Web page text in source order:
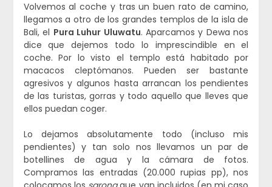
Volvemos al coche y tras un buen rato de camino,
llegamos a otro de los grandes templos de la isla de
Bali, el Pura Luhur Uluwatu. Aparcamos y Dewa nos
dice que dejemos todo lo imprescindible en el
coche. Por lo visto el templo está habitado por
macacos cleptómanos. Pueden ser bastante
agresivos y algunos hasta arrancan los pendientes
de las turistas, gorras y todo aquello que lleves que
ellos puedan coger.
Lo dejamos absolutamente todo (incluso mis
pendientes) y tan solo nos llevamos un par de
botellines de agua y la cámara de fotos.
Compramos las entradas (20.000 rupias pp), nos